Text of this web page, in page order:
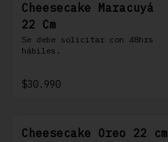
Cheesecake Maracuyá
22 Cm
Se debe solicitar con 48hrs
hábiles.
$30.990
Cheesecake Oreo 22 cm